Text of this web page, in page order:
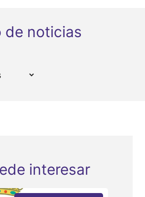
de noticias
interesar